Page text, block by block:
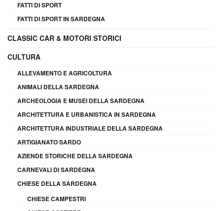
FATTI DI SPORT
FATTI DI SPORT IN SARDEGNA
CLASSIC CAR & MOTORI STORICI
CULTURA
ALLEVAMENTO E AGRICOLTURA
ANIMALI DELLA SARDEGNA
ARCHEOLOGIA E MUSEI DELLA SARDEGNA
ARCHITETTURA E URBANISTICA IN SARDEGNA
ARCHITETTURA INDUSTRIALE DELLA SARDEGNA
ARTIGIANATO SARDO
AZIENDE STORICHE DELLA SARDEGNA
CARNEVALI DI SARDEGNA
CHIESE DELLA SARDEGNA
CHIESE CAMPESTRI